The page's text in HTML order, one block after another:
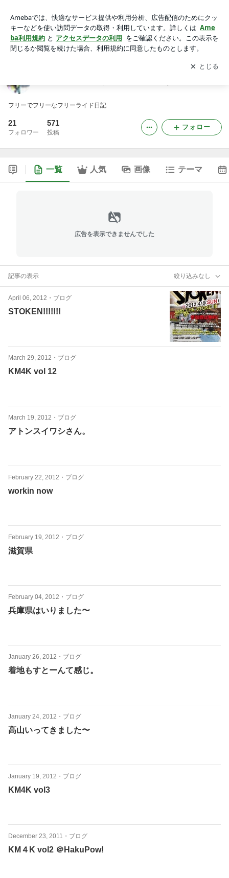
アプリをダウンロードして ブログの更新通知
を受け取りまし
ょう。
開く
フリーでフリーなフリーライド日記
21
フォロワー
571
投稿
フォロー
一覧 人気 画像 テーマ
広告を表示できませんでした
記事の表示 絞り込みなし
April 06, 2012 ・ ブログ
STOKEN!!!!!!!
March 29, 2012 ・ ブログ
KM4K vol 12
March 19, 2012 ・ ブログ
アトンスイワシさん。
February 22, 2012 ・ ブログ
workin now
February 19, 2012 ・ ブログ
滋賀県
February 04, 2012 ・ ブログ
兵庫県はいりました〜
January 26, 2012 ・ ブログ
着地もすとーんて感じ。
January 24, 2012 ・ ブログ
高山いってきました〜
January 19, 2012 ・ ブログ
KM4K vol3
December 23, 2011 ・ ブログ
KM４K vol2 ＠HakuPow!